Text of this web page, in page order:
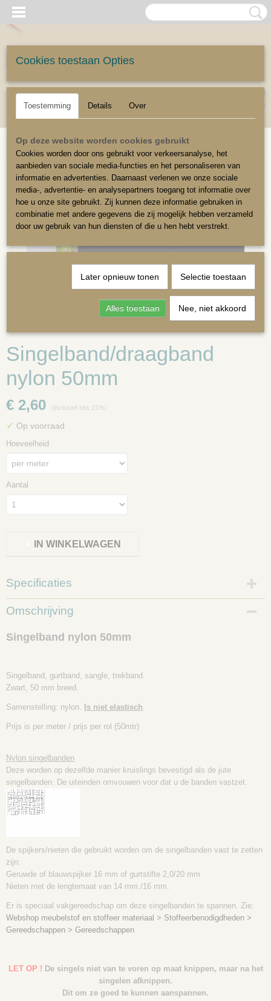
Inloggen Registreren
(0)
Home>Stoffeerbenodigdheden> Singelband>Singelband/draagband nylon
50mm
5 cm br.
Singelband/draagband
nylon 50mm
€ 2,60 (inclusief btw 21%)
✓ Op voorraad
Hoeveelheid
Aantal
IN WINKELWAGEN
Specificaties
Productcode
9032-02
Omschrijving
Singelband nylon 50mm
Singelband, gurtband, sangle, trekband.
Zwart, 50 mm breed.
Samenstelling: nylon. Is niet elastisch.
Prijs is per meter / prijs per rol (50mtr)
Nylon singelbanden
Deze worden op dezelfde manier kruislings bevestigd als de jute
singelbanden. De uiteinden omvouwen voor dat u de banden vastzet.
De spijkers/nieten die gebruikt worden om de singelbanden vast te zetten
zijn:
Geruwde of blauwspijker 16 mm of gurtstifte 2,0/20 mm
Nieten met de lengtemaat van 14 mm./16 mm.
Er is speciaal vakgereedschap om deze singelbanden te spannen. Zie:
Webshop meubelstof en stoffeer materiaal > Stoffeerbenodigdheden >
Gereedschappen > Gereedschappen
LET OP ! De singels niet van te voren op maat knippen, maar na het
singelen afknippen.
Dit om ze goed te kunnen aanspannen.
| KUSSENS OP MAAT
Cookies toestaan Opties
Toestemming Details Over
Op deze website worden cookies gebruikt
Cookies worden door ons gebruikt voor verkeersanalyse, het
aanbieden van sociale media-functies en het personaliseren van
informatie en advertenties. Daarnaast verlenen we onze sociale
media-, advertentie- en analysepartners toegang tot informatie over
hoe u onze site gebruikt. Zij kunnen deze informatie gebruiken in
combinatie met andere gegevens die zij mogelijk hebben verzameld
door uw gebruik van hun diensten of die u hen hebt verstrekt.
Later opnieuw tonen Selectie toestaan
Alles toestaan Nee, niet akkoord